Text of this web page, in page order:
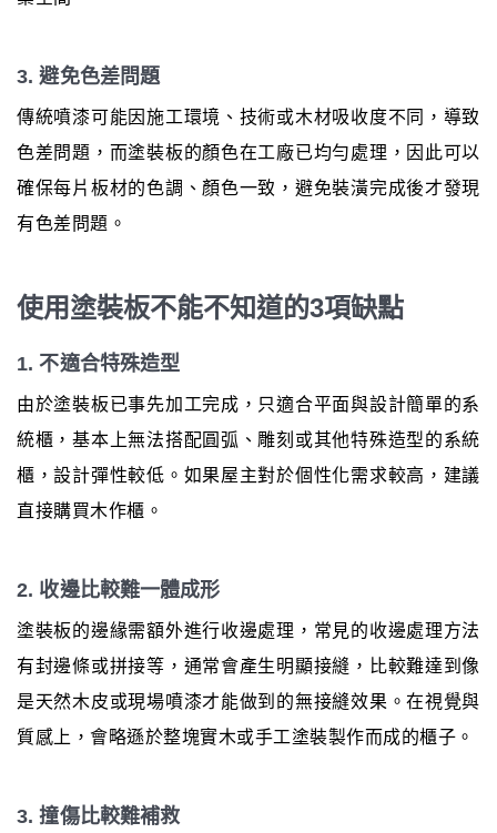
3. 避免色差問題
傳統噴漆可能因施工環境、技術或木材吸收度不同，導致
色差問題，而塗裝板的顏色在工廠已均勻處理，因此可以
確保每片板材的色調、顏色一致，避免裝潢完成後才發現
有色差問題。
使用塗裝板不能不知道的3項缺點
1. 不適合特殊造型
由於塗裝板已事先加工完成，只適合平面與設計簡單的系
統櫃，基本上無法搭配圓弧、雕刻或其他特殊造型的系統
櫃，設計彈性較低。如果屋主對於個性化需求較高，建議
直接購買木作櫃。
2. 收邊比較難一體成形
塗裝板的邊緣需額外進行收邊處理，常見的收邊處理方法
有封邊條或拼接等，通常會產生明顯接縫，比較難達到像
是天然木皮或現場噴漆才能做到的無接縫效果。在視覺與
質感上，會略遜於整塊實木或手工塗裝製作而成的櫃子。
3. 撞傷比較難補救